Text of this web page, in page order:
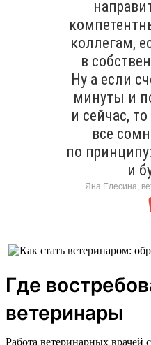
коллегам,
в
Ну а если
минуты и
и сейчас,
все
по
и
Яна Елесина,
Где
ветеринары
Работа ветеринарных врачей